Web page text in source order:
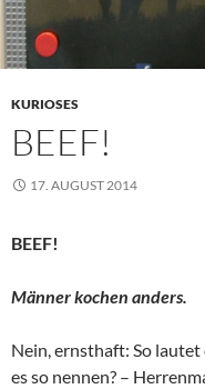
KURIOSES
BEEF!
17. AUGUST 2014
BEEF!
Männer kochen anders.
Nein, ernsthaft: So lautet
es so nennen? –